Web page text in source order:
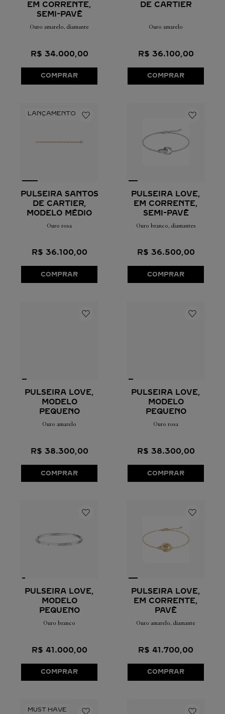
EM CORRENTE,
SEMI-PAVÊ
Ouro amarelo, diamante
R$ 34.000,00
COMPRAR
DE CARTIER
Ouro amarelo
R$ 36.100,00
COMPRAR
PULSEIRA SANTOS
DE CARTIER,
MODELO MÉDIO
Ouro rosa
R$ 36.100,00
COMPRAR
PULSEIRA LOVE,
EM CORRENTE,
SEMI-PAVÊ
Ouro branco, diamantes
R$ 36.500,00
COMPRAR
PULSEIRA LOVE,
MODELO
PEQUENO
Ouro amarelo
R$ 38.300,00
COMPRAR
PULSEIRA LOVE,
MODELO
PEQUENO
Ouro rosa
R$ 38.300,00
COMPRAR
PULSEIRA LOVE,
MODELO
PEQUENO
Ouro branco
R$ 41 .000,00
COMPRAR
PULSEIRA LOVE,
EM CORRENTE,
PAVÊ
Ouro amarelo, diamante
R$ 41 .700,00
COMPRAR